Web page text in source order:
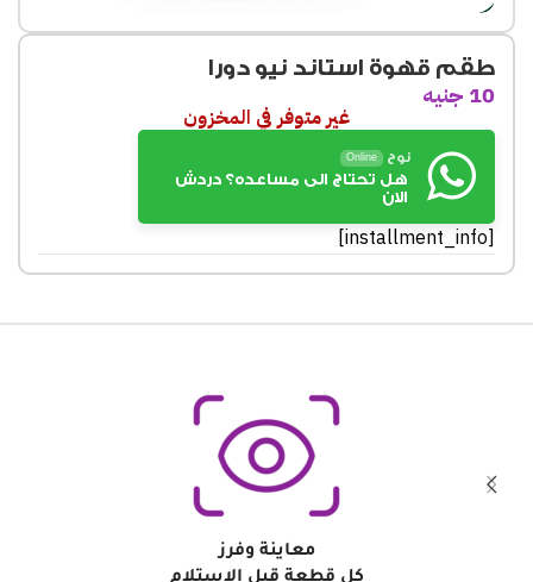
طقم قهوة استاند نيو دورا
10 جنيه
غير متوفر في المخزون
نوح Online
هل تحتاج الى مساعده؟ دردش
الان
[installment_info]
معاينة وفرز